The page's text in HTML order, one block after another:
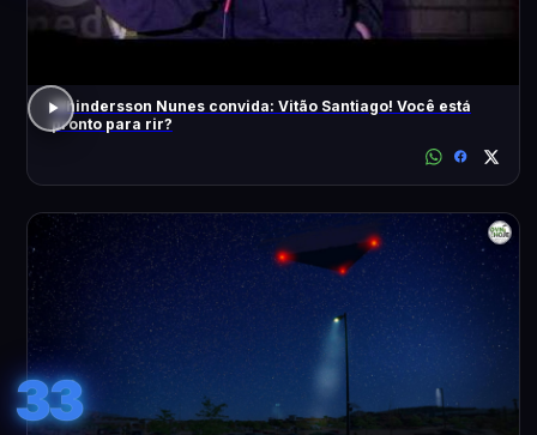
Whindersson Nunes convida: Vitão Santiago! Você está
pronto para rir?
33